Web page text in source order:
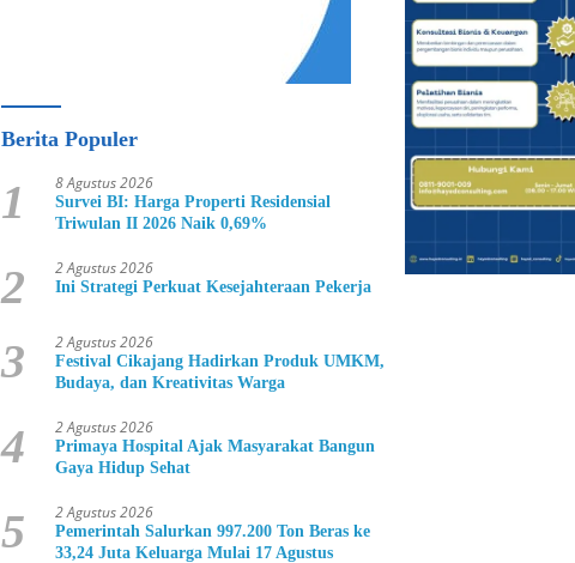
Berita Populer
1 8 Agustus 2026
Survei BI: Harga Properti Residensial
Triwulan II 2026 Naik 0,69%
2 2 Agustus 2026
Ini Strategi Perkuat Kesejahteraan Pekerja
3 2 Agustus 2026
Festival Cikajang Hadirkan Produk UMKM,
Budaya, dan Kreativitas Warga
4 2 Agustus 2026
Primaya Hospital Ajak Masyarakat Bangun
Gaya Hidup Sehat
5 2 Agustus 2026
Pemerintah Salurkan 997.200 Ton Beras ke
33,24 Juta Keluarga Mulai 17 Agustus